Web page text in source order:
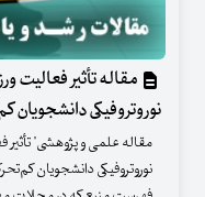
مقاله تأثیر فعالیت
نوروتروفیکی دانشجویان
مقاله علمی و پژوهشی"